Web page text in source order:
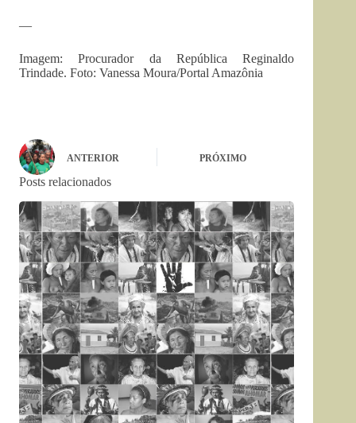
—
Imagem: Procurador da República Reginaldo
Trindade. Foto: Vanessa Moura/Portal Amazônia
ANTERIOR PRÓXIMO
Posts relacionados